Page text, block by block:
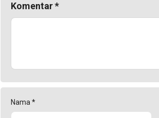
Komentar*
Nama *